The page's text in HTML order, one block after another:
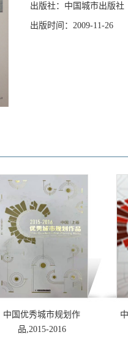
出版社：中国城市出版社
出版时间：2009-11-26
中国优秀城市规划作
品,2015-2016